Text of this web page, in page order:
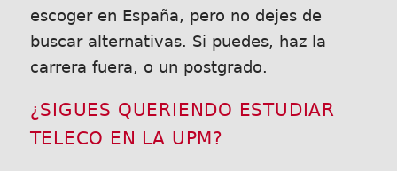
escoger en España, pero no dejes de
buscar alternativas. Si puedes, haz la
carrera fuera, o un postgrado.
¿SIGUES QUERIENDO ESTUDIAR
TELECO EN LA UPM?